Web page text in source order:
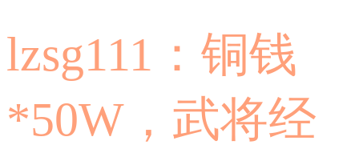
lzsg111：铜钱
*50W，武将经